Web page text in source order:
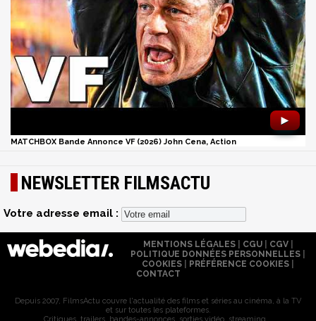
►
MATCHBOX Bande Annonce VF (2026) John Cena, Action
NEWSLETTER FILMSACTU
Votre adresse email :
MENTIONS LÉGALES| CGU| CGV|
POLITIQUE DONNÉES PERSONNELLES
COOKIES
PRÉFÉRENCE COOKIES
CONTACT
Depuis 2007, FilmsActu couvre l'actualité des films et séries au cinéma, à la TV
et sur toutes les plateformes.